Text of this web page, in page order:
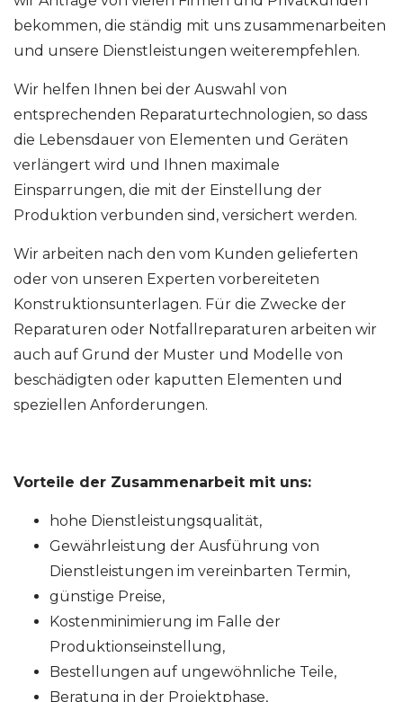
bekommen, die ständig mit uns zusammenarbeiten
und unsere Dienstleistungen weiterempfehlen.
Wir helfen Ihnen bei der Auswahl von
entsprechenden Reparaturtechnologien, so dass
die Lebensdauer von Elementen und Geräten
verlängert wird und Ihnen maximale
Einsparrungen, die mit der Einstellung der
Produktion verbunden sind, versichert werden.
Wir arbeiten nach den vom Kunden gelieferten
oder von unseren Experten vorbereiteten
Konstruktionsunterlagen. Für die Zwecke der
Reparaturen oder Notfallreparaturen arbeiten wir
auch auf Grund der Muster und Modelle von
beschädigten oder kaputten Elementen und
speziellen Anforderungen.
Vorteile der Zusammenarbeit mit uns:
hohe Dienstleistungsqualität,
Gewährleistung der Ausführung von
Dienstleistungen im vereinbarten Termin,
günstige Preise,
Kostenminimierung im Falle der
Produktionseinstellung,
Bestellungen auf ungewöhnliche Teile,
Beratung in der Projektphase,